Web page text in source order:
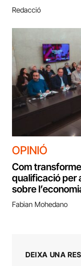
Redacció
OPINIÓ
Com
qualificació per
sobre
Fabian Mohedano
DEIXA UNA